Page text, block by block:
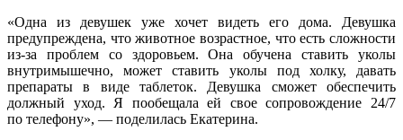
«Одна из девушек уже хочет видеть его дома. Девушка
предупреждена, что животное возрастное, что есть сложности
из-за проблем со здоровьем. Она обучена ставить уколы
внутримышечно, может ставить уколы под холку, давать
препараты в виде таблеток. Девушка сможет обеспечить
должный уход. Я пообещала ей свое сопровождение 24/7
по телефону», — поделилась Екатерина.